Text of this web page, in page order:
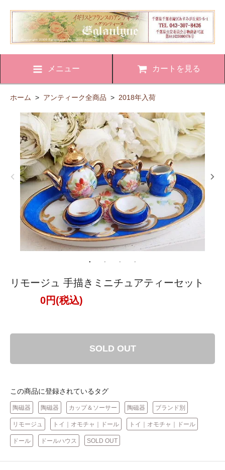
メニュー カートを見る
ホーム > アンティーク全商品 > 2018年入荷
リモージュ 手描きミニチュアティーセット
0円(税込)
SOLD OUT
この商品に登録されているタグ
陶磁器 陶磁器 カップ＆ソーサー 陶磁器 ブランド別
リモージュ トイ｜オモチャ｜ドール トイ｜オモチャ｜ドール
ドール ドールハウス SOLD OUT